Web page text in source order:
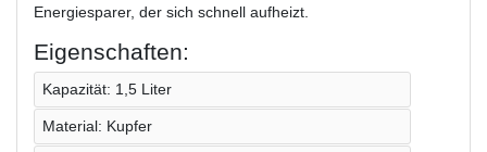
Energiesparer, der sich schnell aufheizt.
Eigenschaften:
Kapazität: 1,5 Liter
Material: Kupfer